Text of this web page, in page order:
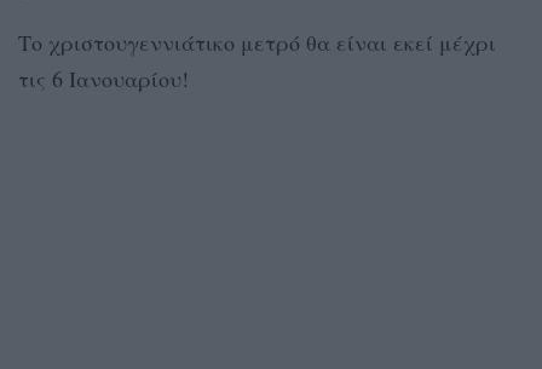
Το χριστουγεννιάτικο μετρό θα είναι εκεί μέχρι
τις 6 Ιανουαρίου!